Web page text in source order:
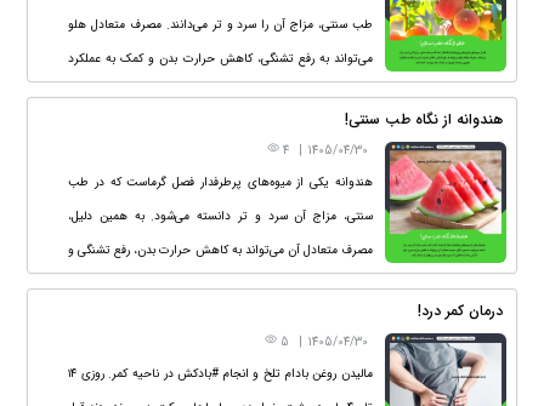
طب سنتی، مزاج آن را سرد و تر می‌دانند. مصرف متعادل هلو
می‌تواند به رفع تشنگی، کاهش حرارت بدن و کمک به عملکرد
طبیعی روده‌ها، به‌ویژه در افراد دچار یبوست، کمک کند.
هندوانه از نگاه طب سنتی!
1405/04/30
|
هندوانه یکی از میوه‌های پرطرفدار فصل گرماست که در طب
سنتی، مزاج آن سرد و تر دانسته می‌شود. به همین دلیل،
مصرف متعادل آن می‌تواند به کاهش حرارت بدن، رفع تشنگی و
کمک به تأمین آب مورد نیاز بدن در روزهای گرم کمک کند.
درمان کمر درد!
1405/04/30
|
مالیدن روغن بادام تلخ و انجام #بادکش در ناحیه کمر. روزی ۱۴